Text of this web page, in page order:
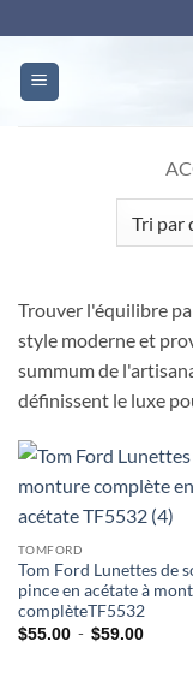
to
content
Trouver l'équilibre
style moderne et
summum de
définissent le luxe
TOMFORD
Tom Ford Lunettes de
pince en acétate à
complèteTF5532
$55.00 - $59.00Plage